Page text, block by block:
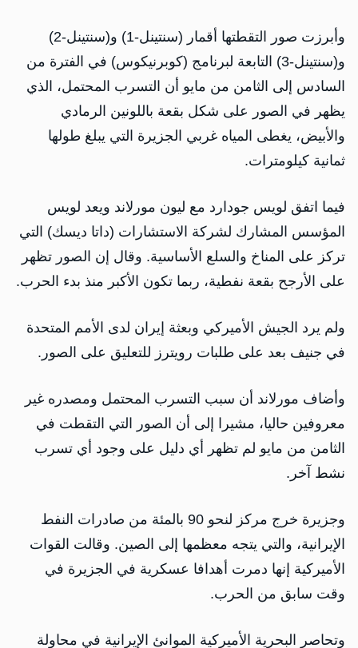
وأبرزت صور التقطتها أقمار (سنتينل-1) و(سنتينل-2)
و(سنتينل-3) التابعة لبرنامج (كوبرنيكوس) في الفترة من
السادس إلى الثامن من مايو أن التسرب المحتمل، الذي
يظهر في الصور على شكل بقعة باللونين الرمادي
والأبيض، يغطى المياه غربي الجزيرة التي يبلغ طولها
ثمانية كيلومترات.
فيما اتفق لويس جودارد مع ليون مورلاند ويعد لويس
المؤسس المشارك لشركة الاستشارات (داتا ديسك) التي
تركز على المناخ والسلع الأساسية. وقال إن الصور تظهر
على الأرجح بقعة نفطية، ربما تكون الأكبر منذ بدء الحرب.
ولم يرد الجيش الأميركي وبعثة إيران لدى الأمم المتحدة
في جنيف بعد على طلبات رويترز للتعليق على الصور.
وأضاف مورلاند أن سبب التسرب المحتمل ومصدره غير
معروفين حاليا، مشيرا إلى أن الصور التي التقطت في
الثامن من مايو لم تظهر أي دليل على وجود أي تسرب
نشط آخر.
وجزيرة خرج مركز لنحو 90 بالمئة من صادرات النفط
الإيرانية، والتي يتجه معظمها إلى الصين. وقالت القوات
الأميركية إنها دمرت أهدافا عسكرية في الجزيرة في
وقت سابق من الحرب.
وتحاصر البحرية الأميركية الموانئ الإيرانية في محاولة